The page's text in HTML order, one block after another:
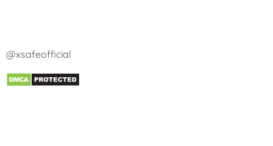
@xsafeofficial